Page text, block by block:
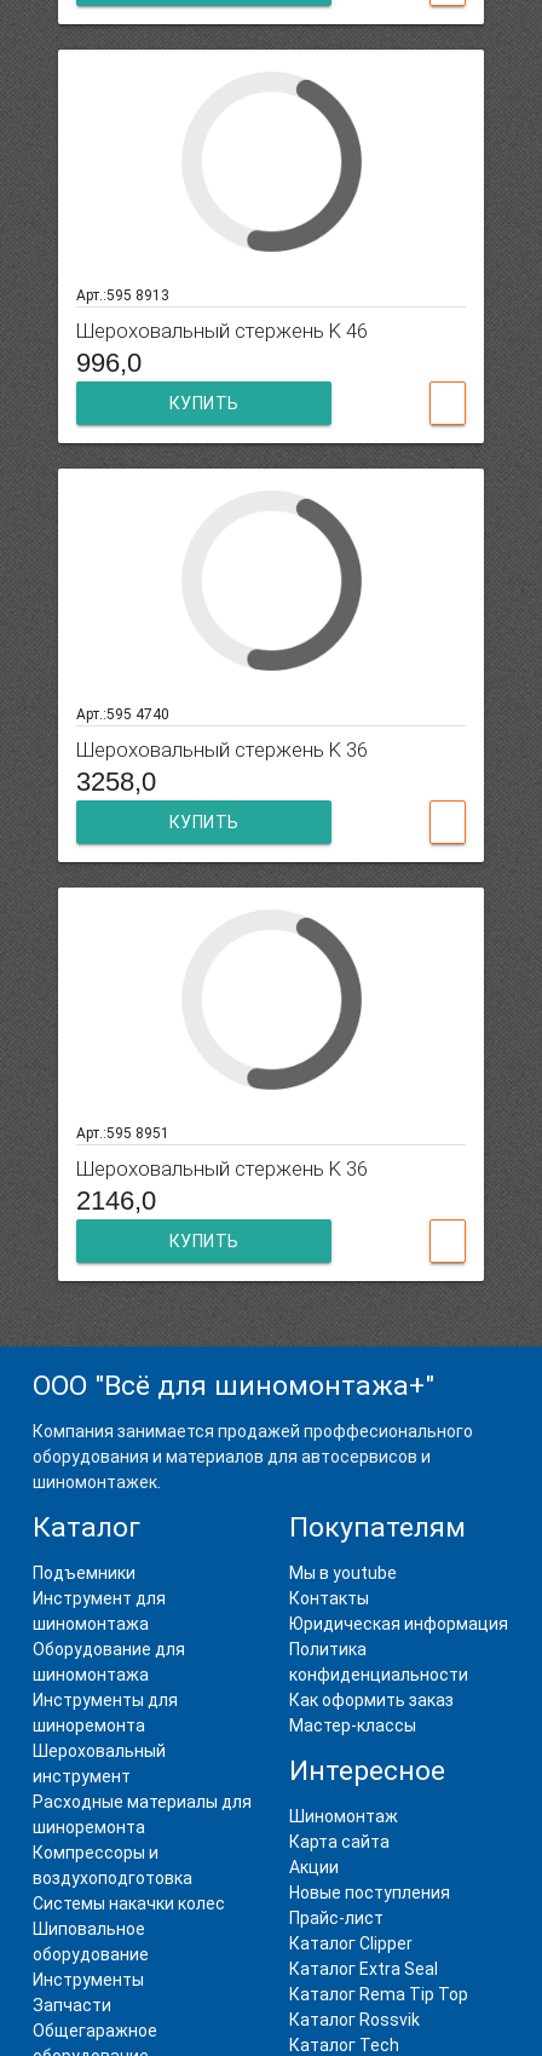
Арт.:595 8913
Шероховальный стержень K 46
996,0
КУПИТЬ
Арт.:595 4740
Шероховальный стержень K 36
3258,0
КУПИТЬ
Арт.:595 8951
Шероховальный стержень K 36
2146,0
КУПИТЬ
ООО "Всё для шиномонтажа+"
Компания занимается продажей проффесионального
оборудования и материалов для автосервисов и
шиномонтажек.
Каталог
Подъемники
Инструмент для
шиномонтажа
Оборудование для
шиномонтажа
Инструменты для
шиноремонта
Шероховальный
инструмент
Расходные материалы для
шиноремонта
Компрессоры и
воздухоподготовка
Системы накачки колес
Шиповальное
оборудование
Инструменты
Запчасти
Общегаражное
Покупателям
Мы в youtube
Контакты
Юридическая информация
Политика
конфиденциальности
Как оформить заказ
Мастер-классы
Интересное
Шиномонтаж
Карта сайта
Акции
Новые поступления
Прайс-лист
Каталог Clipper
Каталог Extra Seal
Каталог Rema Tip Top
Каталог Rossvik
Каталог Tech